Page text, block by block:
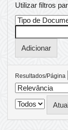
Utilizar filtros
Resultados/Página